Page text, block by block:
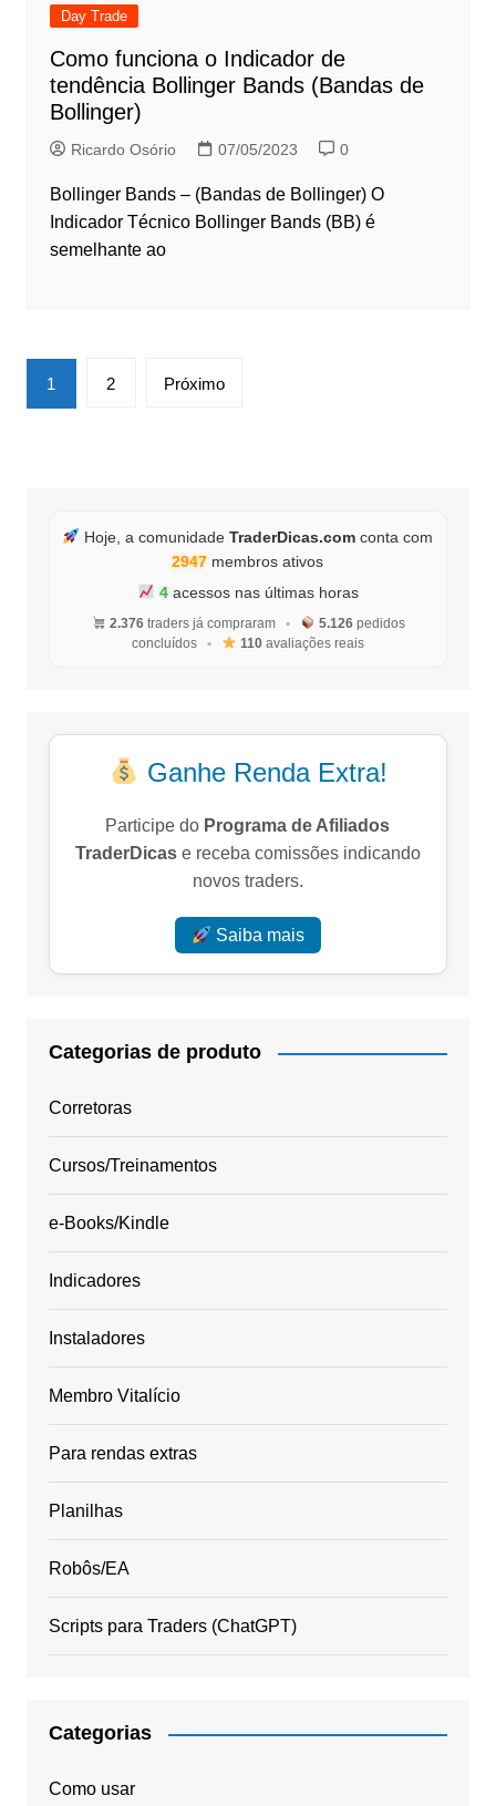
Day Trade
Como funciona o Indicador de
tendência Bollinger Bands (Bandas de
Bollinger)
Ricardo Osório 07/05/2023 0
Bollinger Bands – (Bandas de Bollinger) O
Indicador Técnico Bollinger Bands (BB) é
semelhante ao
Paginação
de
1 2 Próximo
Hoje, a comunidadeTraderDicas.com conta com
2947 membros ativos
4acessos nas últimas horas
2.376traders já compraram • 5.126pedidos
concluídos
• 110avaliações reais
Ganhe Renda Extra!
Participe do Programa de Afiliados
TraderDicase receba comissões indicando
novos traders.
Saiba mais
Categorias de produto
Corretoras
Cursos/Treinamentos
e-Books/Kindle
Indicadores
Instaladores
Membro Vitalício
Para rendas extras
Planilhas
Robôs/EA
Scripts para Traders (ChatGPT)
Categorias
Como usar